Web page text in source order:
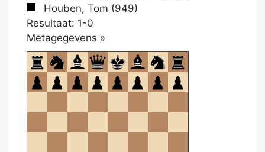
Houben, Tom (949)
Resultaat: 1-0
Metagegevens »
om
te
openen.